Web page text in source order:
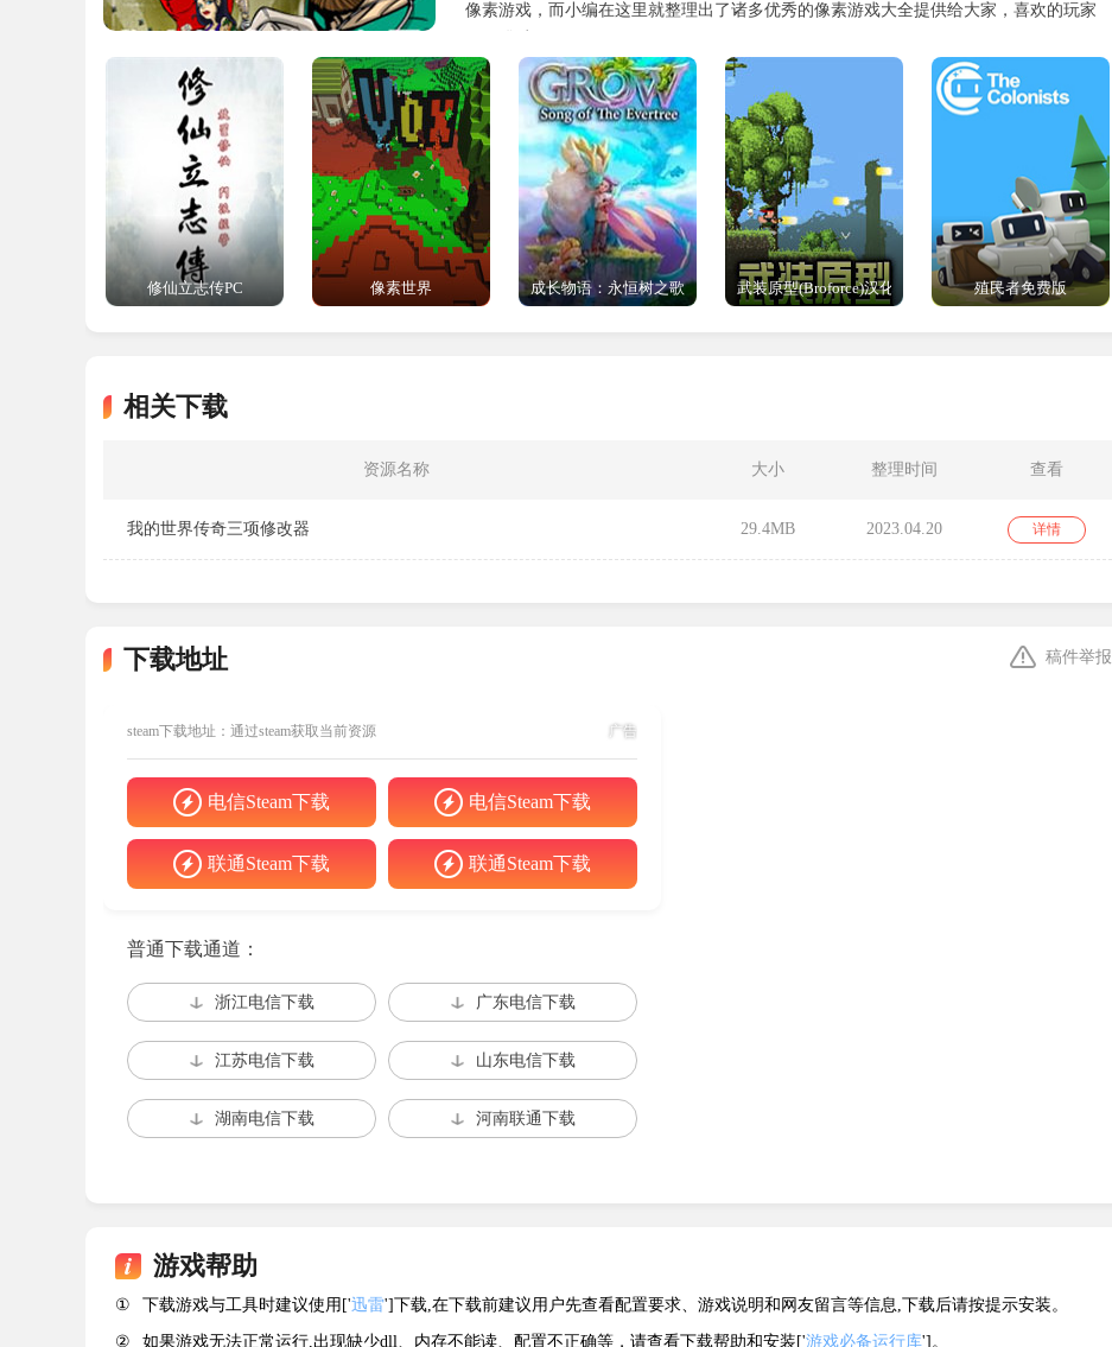
新手怎么玩
1、角色
玩家可以在游戏对局中选择相应的角色，也就是所谓的英雄。（暂不支持换肤）
2、坐骑
拥有各种不同种类的坐骑，每个都有特定的效果，还能支持换肤。获取的方式也比较简单，可以通过任务、制作合
3、收集
在游戏中玩家需要收集各种资源，使用蓝色的悦灵放置到对应资源位置即可自动采集。
5、对战
PVP玩法介绍
享。
PVP的玩法与战役模式时基本一致的，不过PVP的地图较小，并不是战役的开放式地图。
游戏的获胜目标：是摧毁对方的基地。整体上也在一定程度上类似于RTS中4V4的玩法，但由于我的世界：传奇的
1、首先，玩家们打开游戏，在首页点击创建游戏。
2、创建好角色后，会有一个房间邀请码。
像素游戏，而小编在这里就整理出了诸多优秀的像素游戏大全提供给大家，喜欢的玩家
修仙立志传PC 像素世界 成长物语：永恒树之歌免费版 武装原型(Broforce)汉化版 殖民者免费版
相关下载
资源名称 查看
整理时间
大小
我的世界传奇三项修改器 详情
2023.04.20
29.4MB
下载地址 稿件举报
steam下载地址：通过steam获取当前资源 广告
电信Steam下载 电信Steam下载
联通Steam下载 联通Steam下载
普通下载通道：
浙江电信下载 广东电信下载
江苏电信下载 山东电信下载
湖南电信下载 河南联通下载
游戏帮助
① 下载游戏与工具时建议使用['迅雷']下载,在下载前建议用户先查看配置要求、游戏说明和网友留言等信息,下载后请按提示安装。
② 如果游戏无法正常运行,出现缺少dll、内存不能读、配置不正确等，请查看下载帮助和安装['游戏必备运行库']。